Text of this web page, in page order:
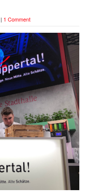
| 1 Comment